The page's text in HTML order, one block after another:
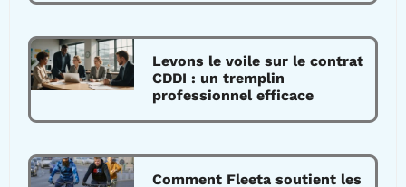
Levons le voile sur le contrat
CDDI : un tremplin
professionnel efficace
Comment Fleeta soutient les